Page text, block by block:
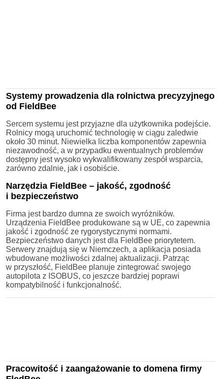
Systemy prowadzenia dla rolnictwa precyzyjnego
od FieldBee
Sercem systemu jest przyjazne dla użytkownika podejście.
Rolnicy mogą uruchomić technologię w ciągu zaledwie
około 30 minut. Niewielka liczba komponentów zapewnia
niezawodność, a w przypadku ewentualnych problemów
dostępny jest wysoko wykwalifikowany zespół wsparcia,
zarówno zdalnie, jak i osobiście.
Narzędzia FieldBee – jakość, zgodność
i bezpieczeństwo
Firma jest bardzo dumna ze swoich wyróżników.
Urządzenia FieldBee produkowane są w UE, co zapewnia
jakość i zgodność ze rygorystycznymi normami.
Bezpieczeństwo danych jest dla FieldBee priorytetem.
Serwery znajdują się w Niemczech, a aplikacja posiada
wbudowane możliwości zdalnej aktualizacji. Patrząc
w przyszłość, FieldBee planuje zintegrować swojego
autopilota z ISOBUS, co jeszcze bardziej poprawi
kompatybilność i funkcjonalność.
Pracowitość i zaangażowanie to domena firmy